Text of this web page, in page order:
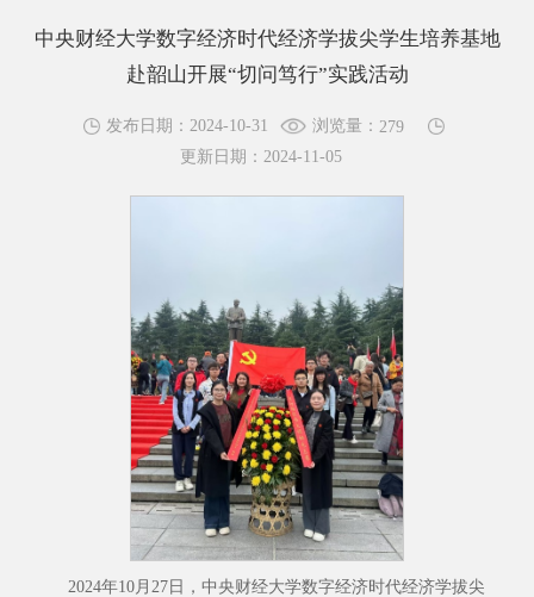
中央财经大学数字经济时代经济学拔尖学生培养基地
赴韶山开展“切问笃行”实践活动
发布日期：2024-10-31 浏览量： 279
更新日期：2024-11-05
2024年10月27日，中央财经大学数字经济时代经济学拔尖